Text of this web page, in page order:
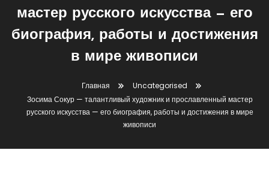
мастер русского искусства — его
биография, работы и достижения
в мире живописи
Главная
Uncategorised
Зосима Сокур — талантливый художник и прославленный мастер
русского искусства — его биография, работы и достижения в мире
живописи